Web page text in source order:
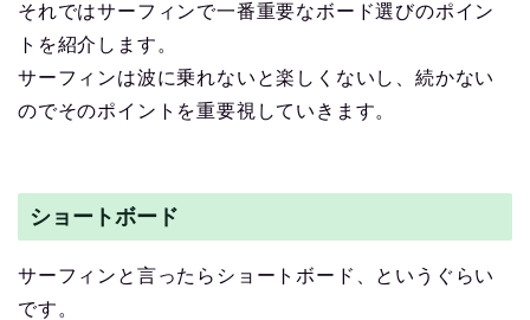
それではサーフィンで一番重要なボード選びのポイン
トを紹介します。
サーフィンは波に乗れないと楽しくないし、続かない
のでそのポイントを重要視していきます。
ショートボード
サーフィンと言ったらショートボード、というぐらい
です。